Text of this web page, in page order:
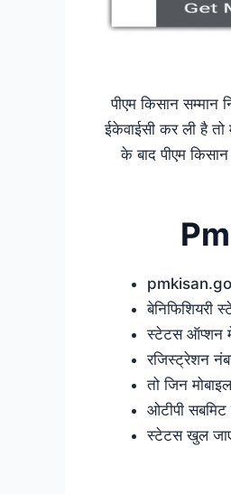
पीएम किसान सम्मान
ईकेवाईसी कर ली है तो
के बाद पीएम
बेनिफिशियरी
स्टेटस ऑप्शन
रजिस्ट्रेशन
तो जिन
ओटीपी
स्टेटस खुल